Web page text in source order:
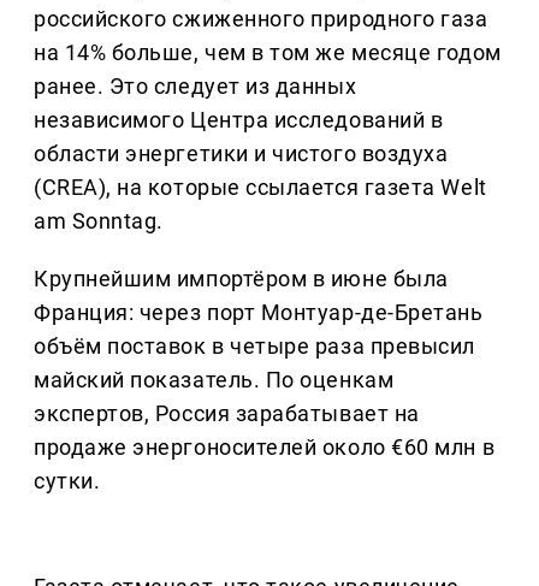
российского сжиженного природного газа
на 14% больше, чем в том же месяце годом
ранее. Это следует из данных
независимого Центра исследований в
области энергетики и чистого воздуха
(CREA), на которые ссылается газета Welt
am Sonntag.
Крупнейшим импортёром в июне была
Франция: через порт Монтуар-де-Бретань
объём поставок в четыре раза превысил
майский показатель. По оценкам
экспертов, Россия зарабатывает на
продаже энергоносителей около €60 млн в
сутки.